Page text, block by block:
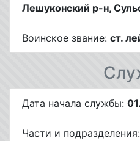
Лешуконский р-н,
Воинское звание: ст.
Дата начала службы:
Части и подразделения: